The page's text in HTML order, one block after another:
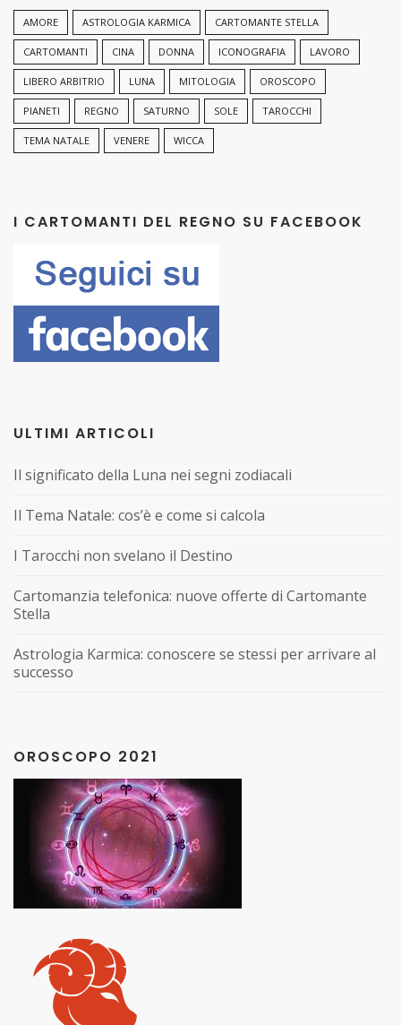
AMORE ASTROLOGIA KARMICA CARTOMANTE STELLA
CARTOMANTI CINA DONNA ICONOGRAFIA LAVORO
LIBERO ARBITRIO LUNA MITOLOGIA OROSCOPO
PIANETI REGNO SATURNO SOLE TAROCCHI
TEMA NATALE VENERE WICCA
I CARTOMANTI DEL REGNO SU FACEBOOK
ULTIMI ARTICOLI
Il significato della Luna nei segni zodiacali
Il Tema Natale: cos’è e come si calcola
I Tarocchi non svelano il Destino
Cartomanzia telefonica: nuove offerte di Cartomante
Stella
Astrologia Karmica: conoscere se stessi per arrivare al
successo
OROSCOPO 2021